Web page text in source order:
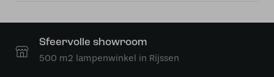
Sfeervolle showroom
500 m2 lampenwinkel in Rijssen